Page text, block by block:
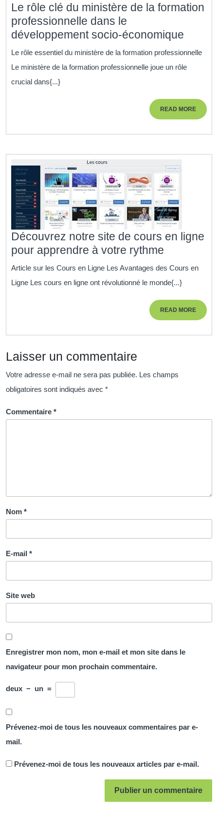
Le rôle clé du ministère de la formation
professionnelle dans le
développement socio-économique
rôle
de
dans
Le rôle essentiel du ministère de la formation professionnelle
Le ministère de la formation professionnelle joue un rôle
crucial dans{...}
READ MOREREAD
MORE
Découvrez notre site de cours en ligne
pour apprendre à votre rythme
notre
site
de
cours
en
à
Article sur les Cours en Ligne Les Avantages des Cours en
Ligne Les cours en ligne ont révolutionné le monde{...}
READ MOREREAD
MORE
Laisser un commentaire
Votre adresse e-mail ne sera pas publiée. Les champs
obligatoires sont indiqués avec *
Commentaire *
Nom *
E-mail *
Site web
Enregistrer mon nom, mon e-mail et mon site dans le
navigateur pour mon prochain commentaire.
deux − un =
Prévenez-moi de tous les nouveaux commentaires par e-
mail.
Prévenez-moi de tous les nouveaux articles par e-mail.